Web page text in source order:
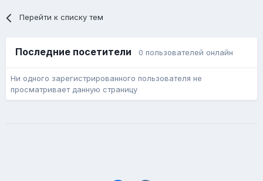
Перейти к списку тем
Последние посетители 0 пользователей онлайн
Ни одного зарегистрированного пользователя не
просматривает данную страницу